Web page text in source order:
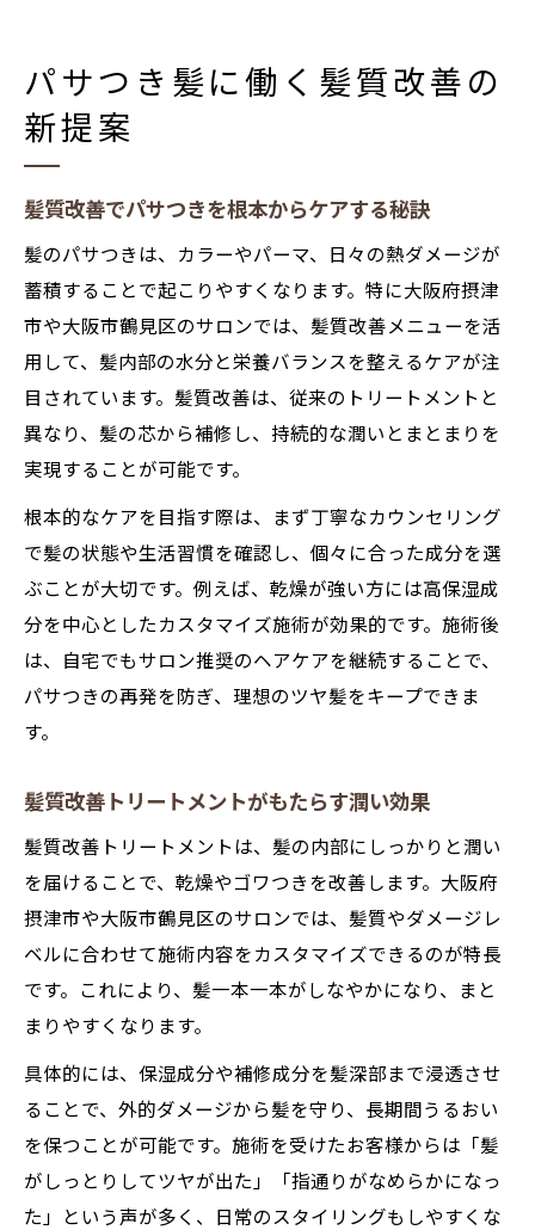
髪質改善のプロによるカスタマイズ施術の
流れ
理由
カスタマイズ施術で叶える艶髪と髪質改善
の極意
髪質改善を活かした個別対応のケア方法に
注目
髪質改善とカスタマイズがもたらす美髪効
果
髪質改善を高める施術内容の選び方とは
カスタマイズ施術で髪質改善とエイジング
ケアの両立
理想の美髪へ導くケア方法を解説
髪質改善で実現する理想の美髪ケア習慣
髪質改善に最適なケアアイテムの選び方
年齢髪も諦めない髪質改善の秘訣
年齢髪の悩みに髪質改善が効果的な理由
髪質改善とエイジングケアの両立方法を解
髪質改善でハリとコシを取り戻すテクニッ
ク
髪質改善が導く大人女性の自信の源
年齢を重ねても美髪を保つ髪質改善習慣
パサつき髪に働く髪質改善の
新提案
髪質改善でパサつきを根本からケアする秘訣
髪のパサつきは、カラーやパーマ、日々の熱ダメージが
蓄積することで起こりやすくなります。特に大阪府摂津
市や大阪市鶴見区のサロンでは、髪質改善メニューを活
用して、髪内部の水分と栄養バランスを整えるケアが注
目されています。髪質改善は、従来のトリートメントと
異なり、髪の芯から補修し、持続的な潤いとまとまりを
実現することが可能です。
根本的なケアを目指す際は、まず丁寧なカウンセリング
で髪の状態や生活習慣を確認し、個々に合った成分を選
ぶことが大切です。例えば、乾燥が強い方には高保湿成
分を中心としたカスタマイズ施術が効果的です。施術後
は、自宅でもサロン推奨のヘアケアを継続することで、
パサつきの再発を防ぎ、理想のツヤ髪をキープできま
す。
髪質改善トリートメントがもたらす潤い効果
髪質改善トリートメントは、髪の内部にしっかりと潤い
を届けることで、乾燥やゴワつきを改善します。大阪府
摂津市や大阪市鶴見区のサロンでは、髪質やダメージレ
ベルに合わせて施術内容をカスタマイズできるのが特長
です。これにより、髪一本一本がしなやかになり、まと
まりやすくなります。
具体的には、保湿成分や補修成分を髪深部まで浸透させ
ることで、外的ダメージから髪を守り、長期間うるおい
を保つことが可能です。施術を受けたお客様からは「髪
がしっとりしてツヤが出た」「指通りがなめらかになっ
た」という声が多く、日常のスタイリングもしやすくな